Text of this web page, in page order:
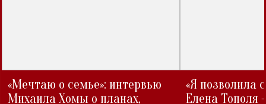
«Мечтаю о семье»: интервью
Михаила Хомы о планах,
«Я позволила
Елена Тополя